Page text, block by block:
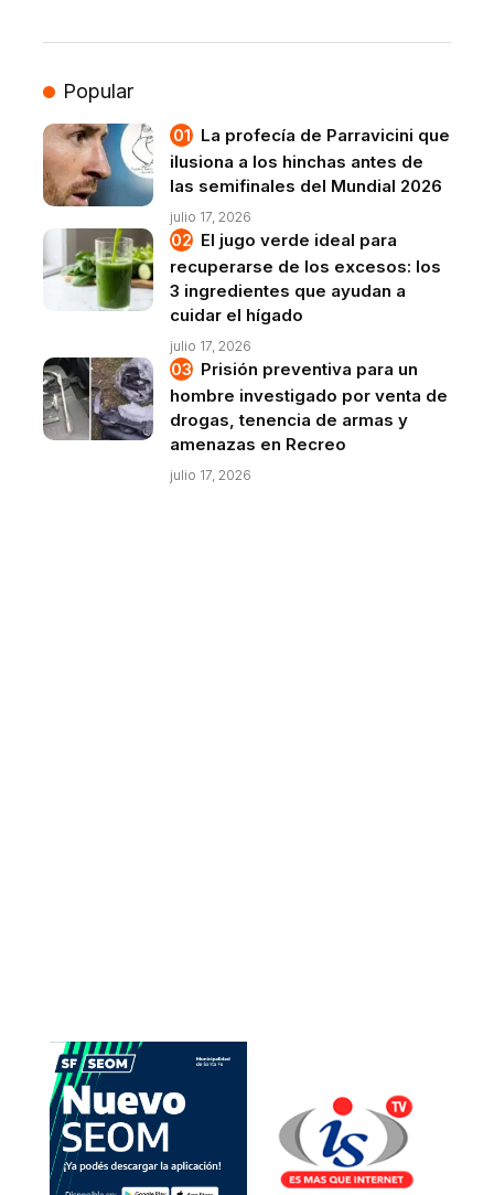
Popular
La profecía de Parravicini que
ilusiona a los hinchas antes de
las semifinales del Mundial 2026
julio 17, 2026
El jugo verde ideal para
recuperarse de los excesos: los
3 ingredientes que ayudan a
cuidar el hígado
julio 17, 2026
Prisión preventiva para un
hombre investigado por venta de
drogas, tenencia de armas y
amenazas en Recreo
julio 17, 2026